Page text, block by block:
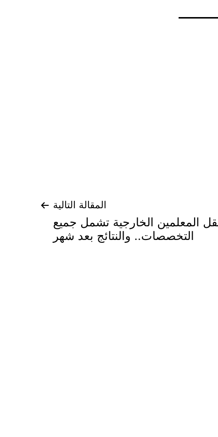
المقالة التالية
المعلمين الخارجية تشمل جميع
التخصصات.. والنتائج بعد شهر